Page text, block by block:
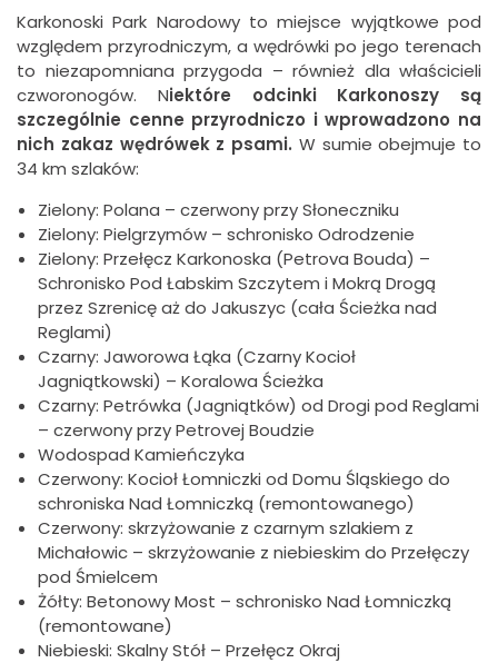
Karkonoski Park Narodowy to miejsce wyjątkowe pod
względem przyrodniczym, a wędrówki po jego terenach
to niezapomniana przygoda – również dla właścicieli
czworonogów. Niektóre odcinki Karkonoszy są
szczególnie cenne przyrodniczo i wprowadzono na
nich zakaz wędrówek z psami. W sumie obejmuje to
34 km szlaków:
Zielony: Polana – czerwony przy Słoneczniku
Zielony: Pielgrzymów – schronisko Odrodzenie
Zielony: Przełęcz Karkonoska (Petrova Bouda) –
Schronisko Pod Łabskim Szczytem i Mokrą Drogą
przez Szrenicę aż do Jakuszyc (cała Ścieżka nad
Reglami)
Czarny: Jaworowa Łąka (Czarny Kocioł
Jagniątkowski) – Koralowa Ścieżka
Czarny: Petrówka (Jagniątków) od Drogi pod Reglami
– czerwony przy Petrovej Boudzie
Wodospad Kamieńczyka
Czerwony: Kocioł Łomniczki od Domu Śląskiego do
schroniska Nad Łomniczką (remontowanego)
Czerwony: skrzyżowanie z czarnym szlakiem z
Michałowic – skrzyżowanie z niebieskim do Przełęczy
pod Śmielcem
Żółty: Betonowy Most – schronisko Nad Łomniczką
(remontowane)
Niebieski: Skalny Stół – Przełęcz Okraj